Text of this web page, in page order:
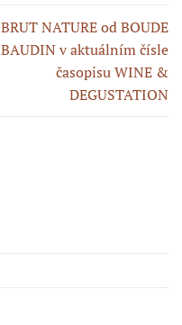
BRUT NATURE od BOUDE
BAUDIN v aktuálním čísle
časopisu WINE &
DEGUSTATION